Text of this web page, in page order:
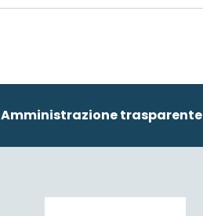
Amministrazione trasparente